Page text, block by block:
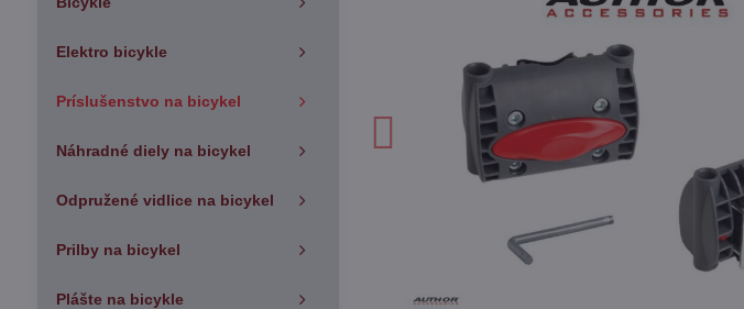
Elektro bicykle
Príslušenstvo na bicykel
Náhradné diely na bicykel
Odpružené vidlice na bicykel
Prilby na bicykel
Plášte na bicykle